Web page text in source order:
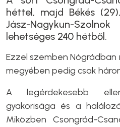
héttel, majd Békés
Jász-Nagykun-
lehetséges 240 hétből.
Ezzel szemben Nógrádban
megyében pedig csak
A legérdekesebb
gyakorisága és a
Miközben Csongrád-